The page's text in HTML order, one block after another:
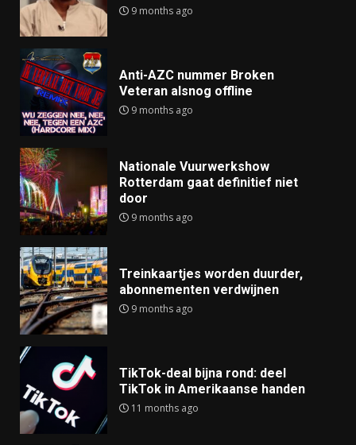
9 months ago
Anti-AZC nummer Broken
Veteran alsnog offline
9 months ago
Nationale Vuurwerkshow
Rotterdam gaat definitief niet
door
9 months ago
Treinkaartjes worden duurder,
abonnementen verdwijnen
9 months ago
TikTok-deal bijna rond: deel
TikTok in Amerikaanse handen
11 months ago